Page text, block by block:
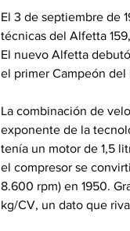
El 3 de septiembre de
técnicas del Alfetta
El nuevo Alfetta
el primer Campeón del
La combinación de
exponente de la
tenía un motor de 1,5
el compresor se
8.600 rpm) en 1950.
kg/CV, un dato que